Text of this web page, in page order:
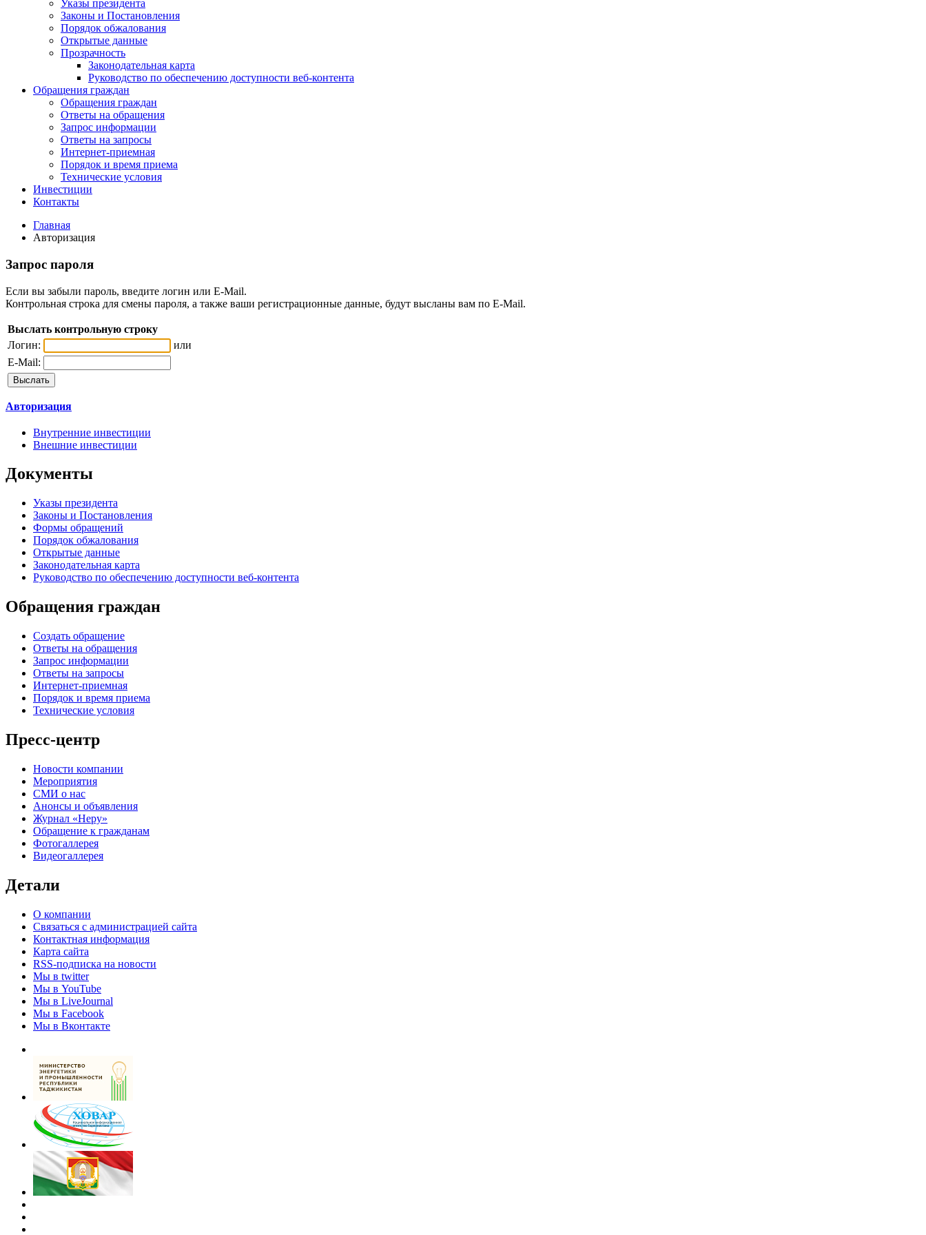
Указы президента
Законы и Постановления
Порядок обжалования
Открытые данные
Прозрачность
Законодательная карта
Руководство по обеспечению доступности веб-контента
Обращения граждан
Обращения граждан
Ответы на обращения
Запрос информации
Ответы на запросы
Интернет-приемная
Порядок и время приема
Технические условия
Инвестиции
Контакты
Главная
Авторизация
Запрос пароля
Если вы забыли пароль, введите логин или E-Mail.
Контрольная строка для смены пароля, а также ваши регистрационные данные, будут высланы вам по E-Mail.
Выслать контрольную строку
Логин:
или
E-Mail:
Авторизация
Внутренние инвестиции
Внешние инвестиции
Документы
Указы президента
Законы и Постановления
Формы обращений
Порядок обжалования
Открытые данные
Законодательная карта
Руководство по обеспечению доступности веб-контента
Обращения граждан
Создать обращение
Ответы на обращения
Запрос информации
Ответы на запросы
Интернет-приемная
Порядок и время приема
Технические условия
Пресс-центр
Новости компании
Мероприятия
СМИ о нас
Анонсы и объявления
Журнал «Неру»
Обращение к гражданам
Фотогаллерея
Видеогаллерея
Детали
О компании
Связаться с администрацией сайта
Контактная информация
Карта сайта
RSS-подписка на новости
Мы в twitter
Мы в YouTube
Мы в LiveJournal
Мы в Facebook
Мы в Вконтакте